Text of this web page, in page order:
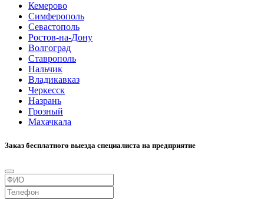
Кемерово
Симферополь
Севастополь
Ростов-на-Дону
Волгоград
Ставрополь
Нальчик
Владикавказ
Черкесск
Назрань
Грозный
Махачкала
Заказ бесплатного выезда специалиста на предприятие